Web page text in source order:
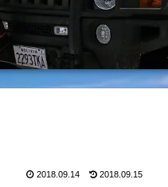
2018.09.14 2018.09.15